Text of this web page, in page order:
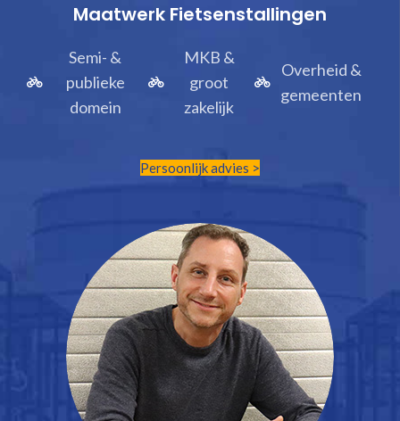
Maatwerk Fietsenstallingen
Semi- &
publieke
domein
MKB &
groot
zakelijk
Overheid &
gemeenten
Persoonlijk advies >